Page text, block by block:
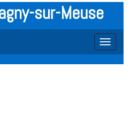
sur-Meuse
Toggle